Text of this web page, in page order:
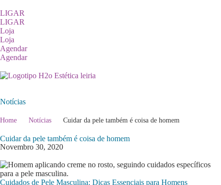
LIGAR
LIGAR
Loja
Loja
Agendar
Agendar
Notícias
Home Notícias Cuidar da pele também é coisa de homem
Cuidar da pele também é coisa de homem
Novembro 30, 2020
Cuidados de Pele Masculina: Dicas Essenciais para Homens